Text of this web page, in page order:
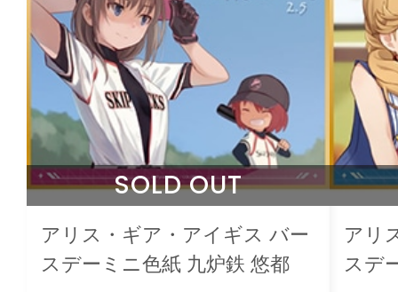
SOLD OUT
アリス・ギア・アイギス バー
スデーミニ色紙 九炉鉄 悠都
アリ
スデ